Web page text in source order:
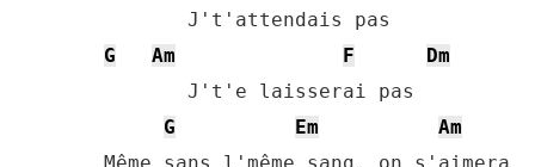
G
Am F
Dm
       J't'e laisserai pas
G
Em
Am